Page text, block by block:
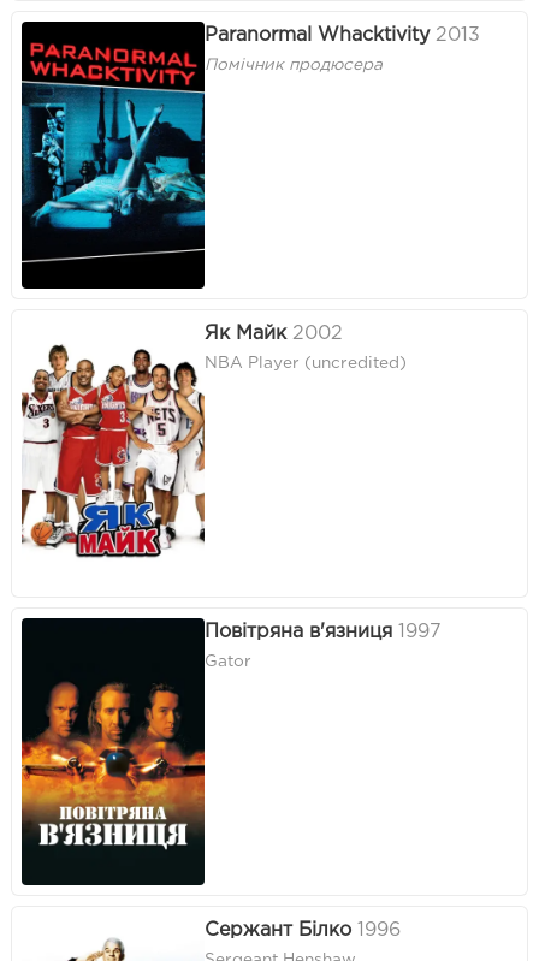
Paranormal Whacktivity 2013
Помічник продюсера
Як Майк 2002
NBA Player (uncredited)
Повітряна в'язниця 1997
Gator
Сержант Білко 1996